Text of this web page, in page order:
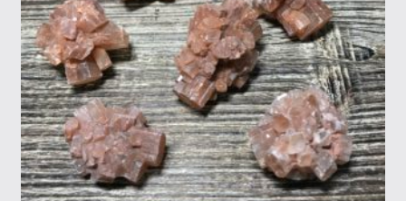
Tietosuojaseloste
Tuotteet
Yritysinfo